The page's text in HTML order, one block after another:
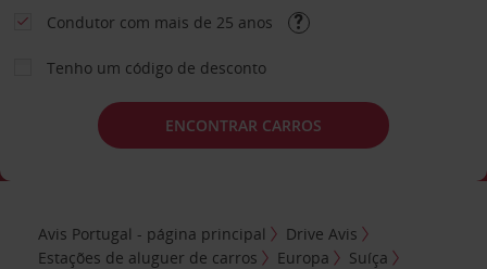
Condutor com mais de 25 anos
Tenho um código de desconto
ENCONTRAR CARROS
Avis Portugal - página principal
Drive Avis
Estações de aluguer de carros
Europa
Suíça